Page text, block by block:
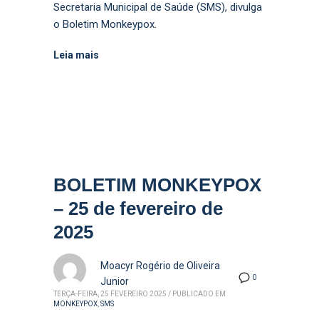
Secretaria Municipal de Saúde (SMS), divulga
o Boletim Monkeypox.
Leia mais
BOLETIM MONKEYPOX
– 25 de fevereiro de
2025
0
Moacyr Rogério de Oliveira
Junior
TERÇA-FEIRA, 25 FEVEREIRO 2025 / PUBLICADO EM
MONKEYPOX,SMS